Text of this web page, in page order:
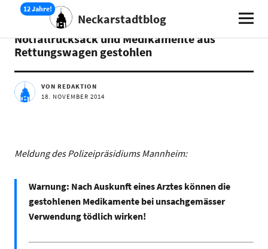
Neckarstadtblog
AKTUELLES
Notfallrucksack und Medikamente aus
Rettungswagen gestohlen
VON REDAKTION
18. NOVEMBER 2014
Meldung des Polizeipräsidiums Mannheim:
Warnung: Nach Auskunft eines Arztes können die
gestohlenen Medikamente bei unsachgemässer
Verwendung tödlich wirken!